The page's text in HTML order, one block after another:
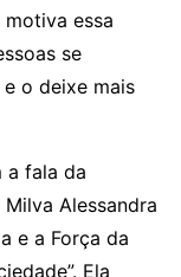
essa
se
o deixe mais
a fala da
Alessandra
e a Força da
Ela